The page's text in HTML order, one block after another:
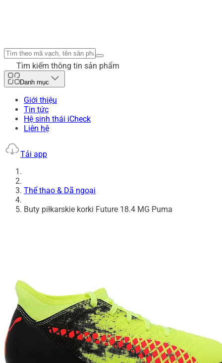
Tìm kiếm thông tin sản phẩm
Danh mục
Giới thiệu
Tin tức
Hệ sinh thái iCheck
Liên hệ
Tải app
Thể thao & Dã ngoại
Buty piłkarskie korki Future 18.4 MG Puma